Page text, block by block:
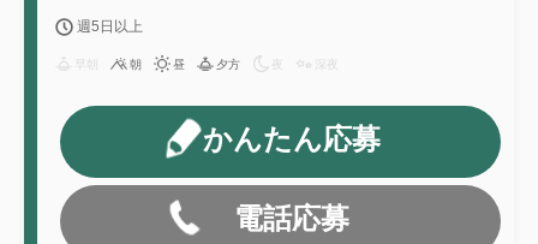
週5日以上
朝 昼 夕方 夜 深夜
かんたん応募
電話応募